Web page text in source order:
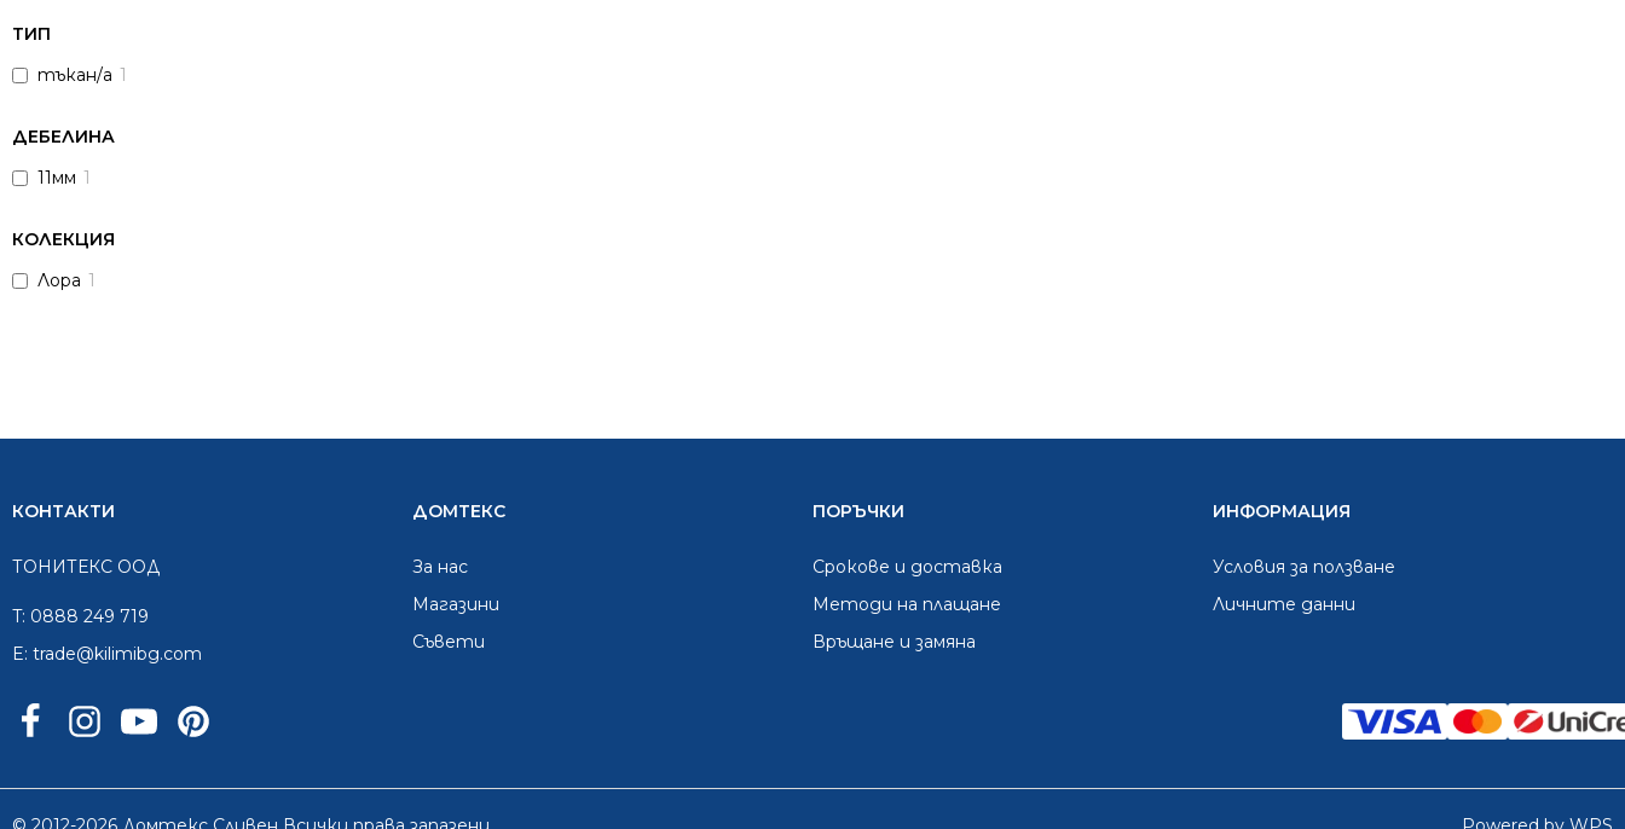
ТИП
тъкан/а 1
ДЕБЕЛИНА
11мм 1
КОЛЕКЦИЯ
Лора 1
КОНТАКТИ
ТОНИТЕКС ООД
T: 0888 249 719
E: trade@kilimibg.com
ДОМТЕКС
За нас
Mагазини
Съвети
ПОРЪЧКИ
Срокове и доставка
Методи на плащане
Връщане и замяна
ИНФОРМАЦИЯ
Условия за ползване
Личните данни